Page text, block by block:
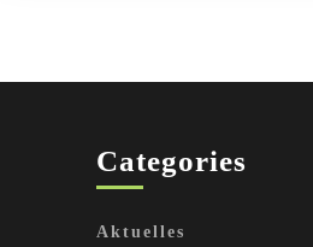
Categories
Aktuelles